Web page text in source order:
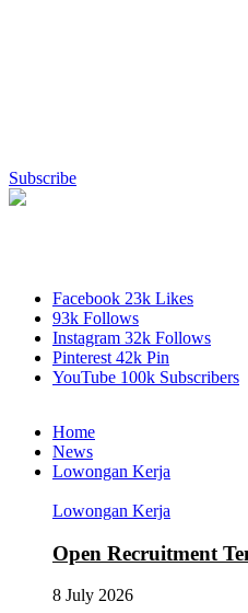
Subscribe
Facebook 23k Likes
93k Follows
Instagram 32k Follows
Pinterest 42k Pin
YouTube 100k Subscribers
Home
News
Lowongan Kerja
Lowongan Kerja
Open Recruitment
8 July 2026